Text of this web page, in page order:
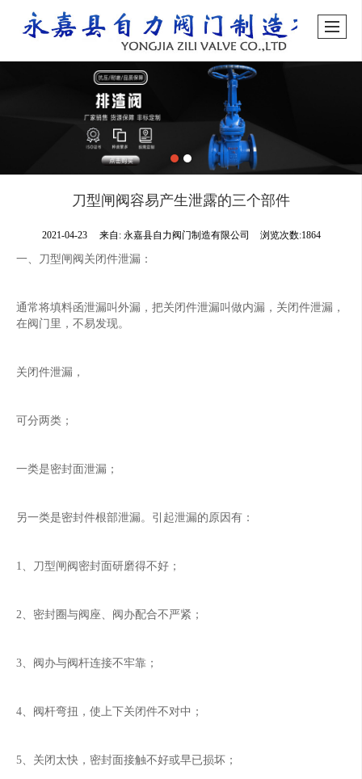
刀型闸阀容易产生泄露的三个部件
2021-04-23 来自: 永嘉县自力阀门制造有限公司 浏览次数:1864
一、刀型闸阀关闭件泄漏：
通常将填料函泄漏叫外漏，把关闭件泄漏叫做内漏，关闭件泄漏，
在阀门里，不易发现。
关闭件泄漏，
可分两类；
一类是密封面泄漏；
另一类是密封件根部泄漏。引起泄漏的原因有：
1、刀型闸阀密封面研磨得不好；
2、密封圈与阀座、阀办配合不严紧；
3、阀办与阀杆连接不牢靠；
4、阀杆弯扭，使上下关闭件不对中；
5、关闭太快，密封面接触不好或早已损坏；